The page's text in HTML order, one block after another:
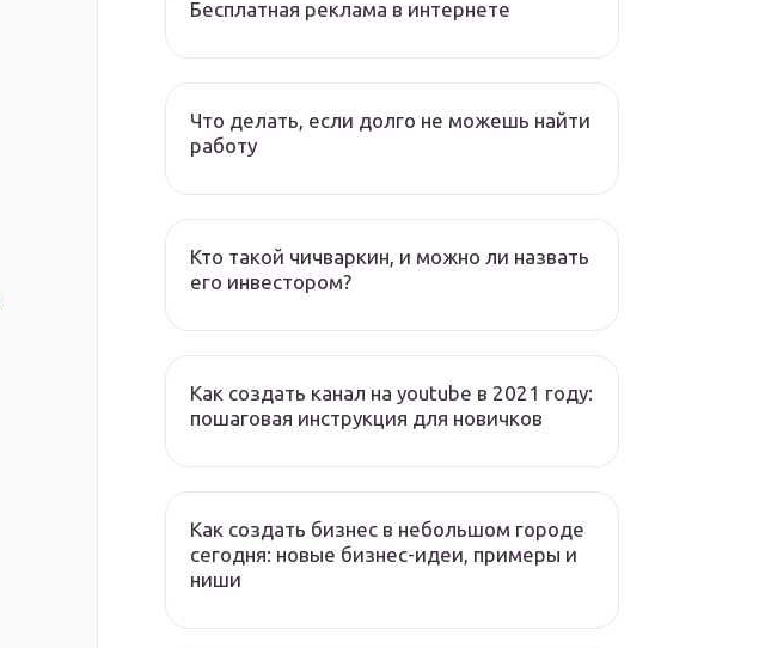
Бесплатная реклама в интернете
Что делать, если долго не можешь найти
работу
Кто такой чичваркин, и можно ли назвать
его инвестором?
Как создать канал на youtube в 2021 году:
пошаговая инструкция для новичков
Как создать бизнес в небольшом городе
сегодня: новые бизнес-идеи, примеры и
ниши